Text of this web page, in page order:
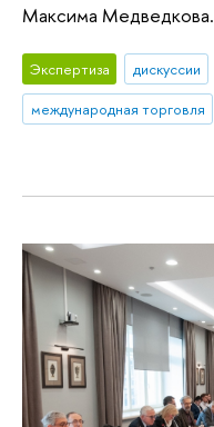
Максима Медведкова.
Экспертиза дискуссии
международная торговля